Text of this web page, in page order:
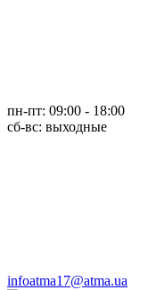
пн-пт: 09:00 - 18:00
cб-вс: выходные
infoatma17@atma.ua